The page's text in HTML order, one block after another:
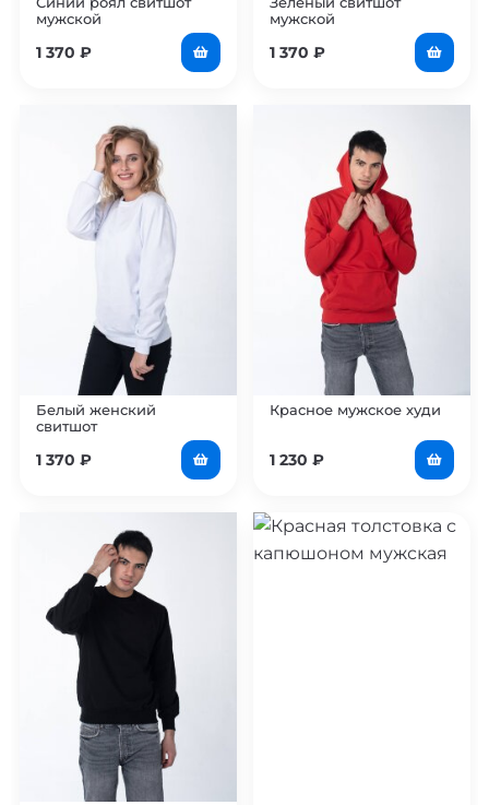
мужской
1 370 ₽
мужской
1 370 ₽
Белый женский
свитшот
1 370 ₽
Красное мужское худи
1 230 ₽